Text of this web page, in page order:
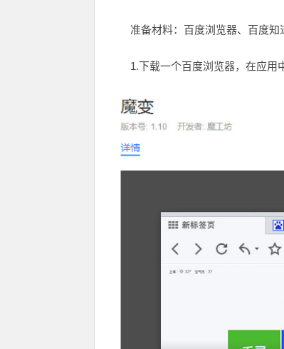
准备材料：百度浏览器、百度知
1.下载一个百度浏览器，在应用